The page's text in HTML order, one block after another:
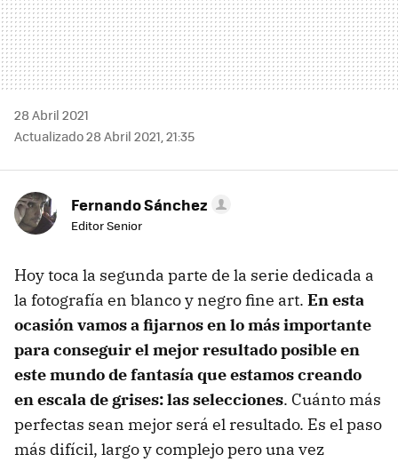
28 Abril 2021
Actualizado 28 Abril 2021, 21:35
Fernando Sánchez
Editor Senior
Hoy toca la segunda parte de la serie dedicada a
la fotografía en blanco y negro fine art. En esta
ocasión vamos a fijarnos en lo más importante
para conseguir el mejor resultado posible en
este mundo de fantasía que estamos creando
en escala de grises: las selecciones. Cuánto más
perfectas sean mejor será el resultado. Es el paso
más difícil, largo y complejo pero una vez